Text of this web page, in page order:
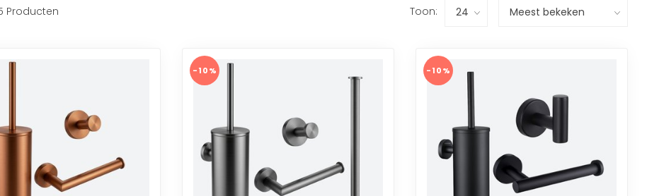
Producten Toon:
-10% -10%